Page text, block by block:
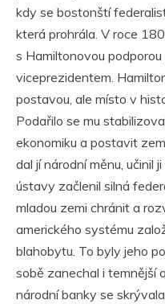
kdy se bostonští
která prohrála. V roce
s Hamiltonovou
viceprezidentem.
postavou, ale místo v
Podařilo se mu
ekonomiku a postavit
dal jí národní měnu, učinil
ústavy začlenil silná
mladou zemi chránit a
amerického systému
blahobytu. To byly jeho
sobě zanechal i temnější
národní banky se